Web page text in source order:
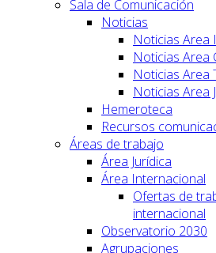
Sala de Comunicación
Noticias
Noticias Area
Noticias Area
Noticias Area
Noticias Area
Hemeroteca
Recursos
Áreas de trabajo
Área Jurídica
Área Internacional
Ofertas de
internacional
Observatorio 2030
Agrupaciones